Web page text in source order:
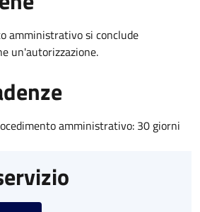
amministrativo si conclude
un'autorizzazione.
amministrativo: 30 giorni